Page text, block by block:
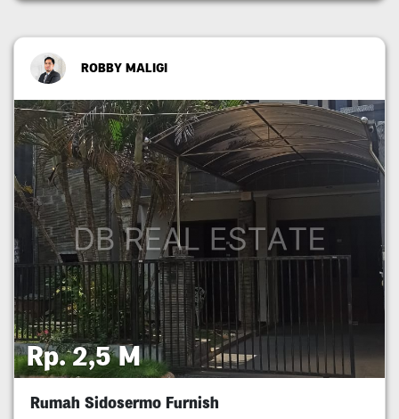
ROBBY MALIGI
Rp. 2,5 M
Rumah Sidosermo Furnish